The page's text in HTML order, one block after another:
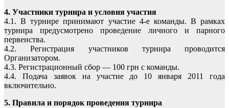
4. Участники турнира и условия участия
4.1. В турнире принимают участие 4-е команды. В рамках
турнира предусмотрено проведение личного и парного
первенства.
4.2. Регистрация участников турнира проводится
Организатором.
4.3. Регистрационный сбор — 100 грн с команды.
4.4. Подача заявок на участие до 10 января 2011 года
включительно.
5. Правила и порядок проведения турнира